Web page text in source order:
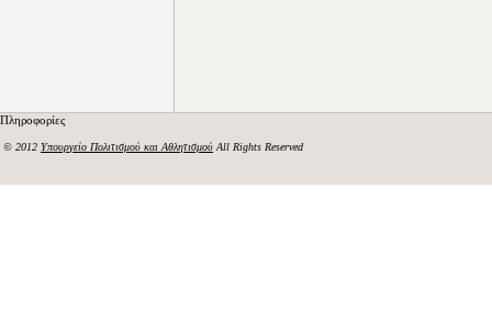
Πληροφορίες
© 2012 Υπουργείο Πολιτισμού και Αθλητισμού All Rights Reserved